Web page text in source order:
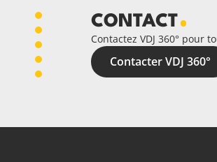
CONTACT
Contactez VDJ 360° pour
Contacter VDJ 360°